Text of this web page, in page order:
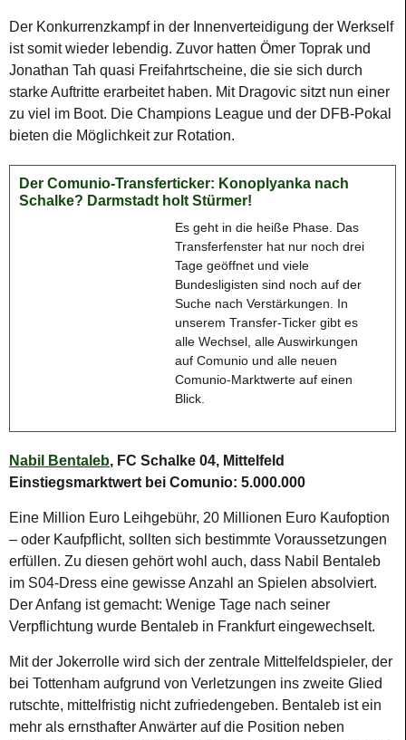
Der Konkurrenzkampf in der Innenverteidigung der Werkself
ist somit wieder lebendig. Zuvor hatten Ömer Toprak und
Jonathan Tah quasi Freifahrtscheine, die sie sich durch
starke Auftritte erarbeitet haben. Mit Dragovic sitzt nun einer
zu viel im Boot. Die Champions League und der DFB-Pokal
bieten die Möglichkeit zur Rotation.
Der Comunio-Transferticker: Konoplyanka nach
Schalke? Darmstadt holt Stürmer!
Es geht in die heiße Phase. Das
Transferfenster hat nur noch drei
Tage geöffnet und viele
Bundesligisten sind noch auf der
Suche nach Verstärkungen. In
unserem Transfer-Ticker gibt es
alle Wechsel, alle Auswirkungen
auf Comunio und alle neuen
Comunio-Marktwerte auf einen
Blick.
Nabil Bentaleb, FC Schalke 04, Mittelfeld
Einstiegsmarktwert bei Comunio: 5.000.000
Eine Million Euro Leihgebühr, 20 Millionen Euro Kaufoption
– oder Kaufpflicht, sollten sich bestimmte Voraussetzungen
erfüllen. Zu diesen gehört wohl auch, dass Nabil Bentaleb
im S04-Dress eine gewisse Anzahl an Spielen absolviert.
Der Anfang ist gemacht: Wenige Tage nach seiner
Verpflichtung wurde Bentaleb in Frankfurt eingewechselt.
Mit der Jokerrolle wird sich der zentrale Mittelfeldspieler, der
bei Tottenham aufgrund von Verletzungen ins zweite Glied
rutschte, mittelfristig nicht zufriedengeben. Bentaleb ist ein
mehr als ernsthafter Anwärter auf die Position neben